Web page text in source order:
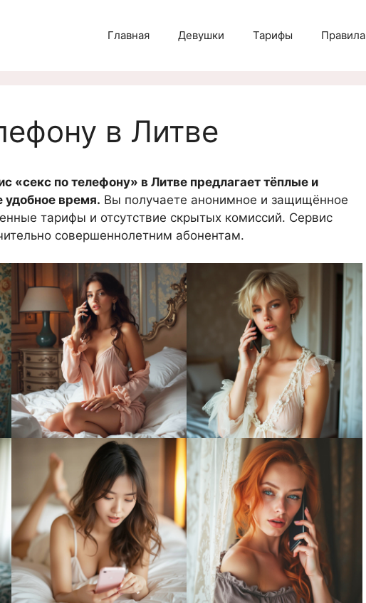
Главная Девушки Тарифы Правила
в Литве
«секс по телефону» в Литве предлагает тёплые и
удобное время. Вы получаете анонимное и защищённое
тарифы и отсутствие скрытых комиссий. Сервис
совершеннолетним абонентам.